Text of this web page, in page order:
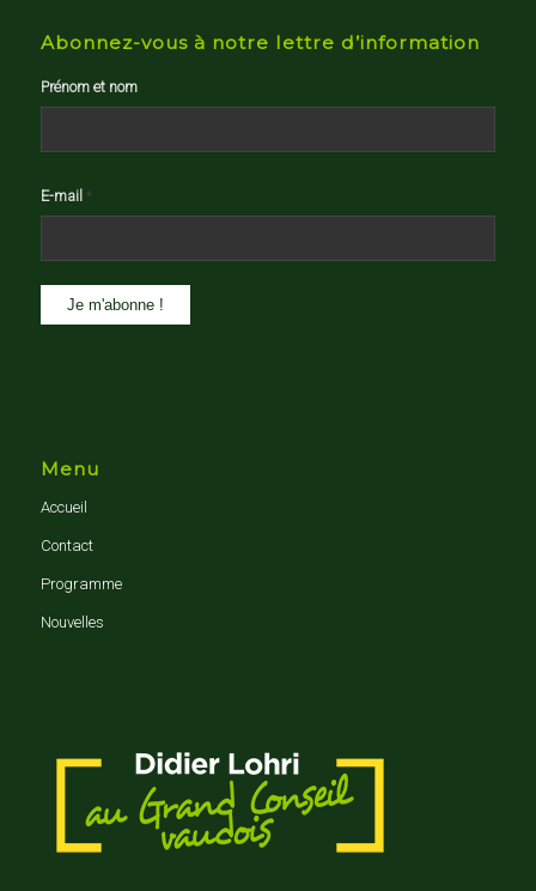
Abonnez-vous à notre lettre d’information
Prénom et nom
E-mail *
Menu
Accueil
Contact
Programme
Nouvelles